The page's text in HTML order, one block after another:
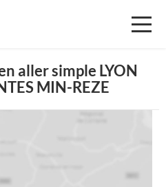
aller simple LYON
MIN-REZE